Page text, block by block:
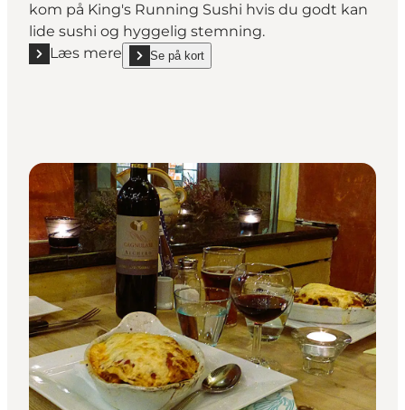
kom på King's Running Sushi hvis du godt kan
lide sushi og hyggelig stemning.
Læs mere
Læs mere "King's Running Sushi"
Se på kort
show King's Running Sushi on_map